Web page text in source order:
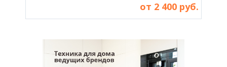
от 2 400 руб.